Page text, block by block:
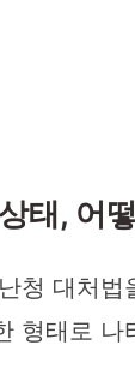
태, 어
청 대처
형태로